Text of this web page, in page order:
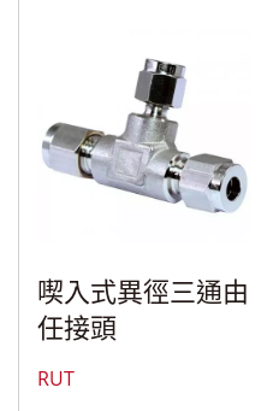
喫入式異徑三通由
任接頭
RUT